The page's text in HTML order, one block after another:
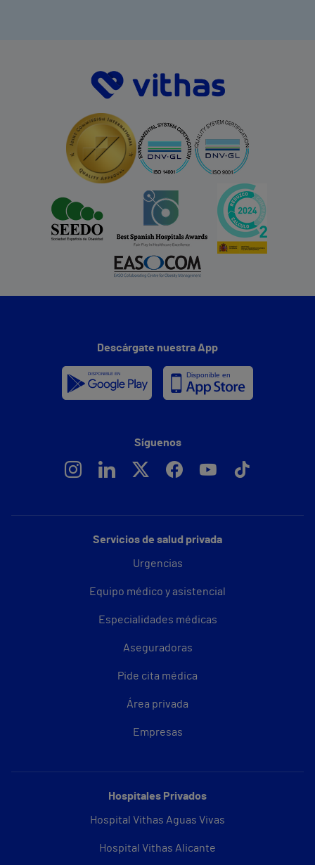
Servicios de salud privada
Urgencias
Equipo médico y asistencial
Especialidades médicas
Aseguradoras
Pide cita médica
Área privada
Empresas
Hospitales Privados
Hospital Vithas Aguas Vivas
Hospital Vithas Alicante
Descárgate nuestra App
Síguenos